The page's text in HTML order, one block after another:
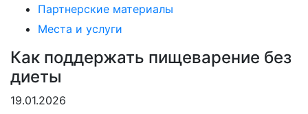
Партнерские материалы
Места и услуги
Как поддержать пищеварение без
диеты
19.01.2026